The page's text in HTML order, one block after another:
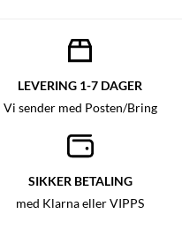
LEVERING 1-7 DAGER
Vi sender med Posten/Bring
SIKKER BETALING
med Klarna eller VIPPS